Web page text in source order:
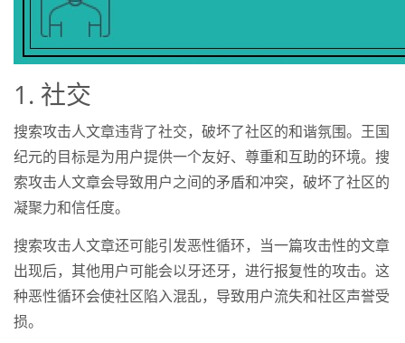
1. 社交
搜索攻击人文章违背了社交，破坏了社区的和谐氛围。王国
纪元的目标是为用户提供一个友好、尊重和互助的环境。搜
索攻击人文章会导致用户之间的矛盾和冲突，破坏了社区的
凝聚力和信任度。
搜索攻击人文章还可能引发恶性循环，当一篇攻击性的文章
出现后，其他用户可能会以牙还牙，进行报复性的攻击。这
种恶性循环会使社区陷入混乱，导致用户流失和社区声誉受
损。